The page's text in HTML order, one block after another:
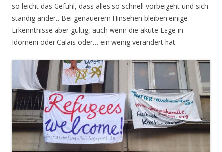
so leicht das Gefühl, dass alles so schnell vorbeigeht und sich
ständig ändert. Bei genauerem Hinsehen bleiben einige
Erkenntnisse aber gültig, auch wenn die akute Lage in
Idomeni oder Calais oder… ein wenig verändert hat.